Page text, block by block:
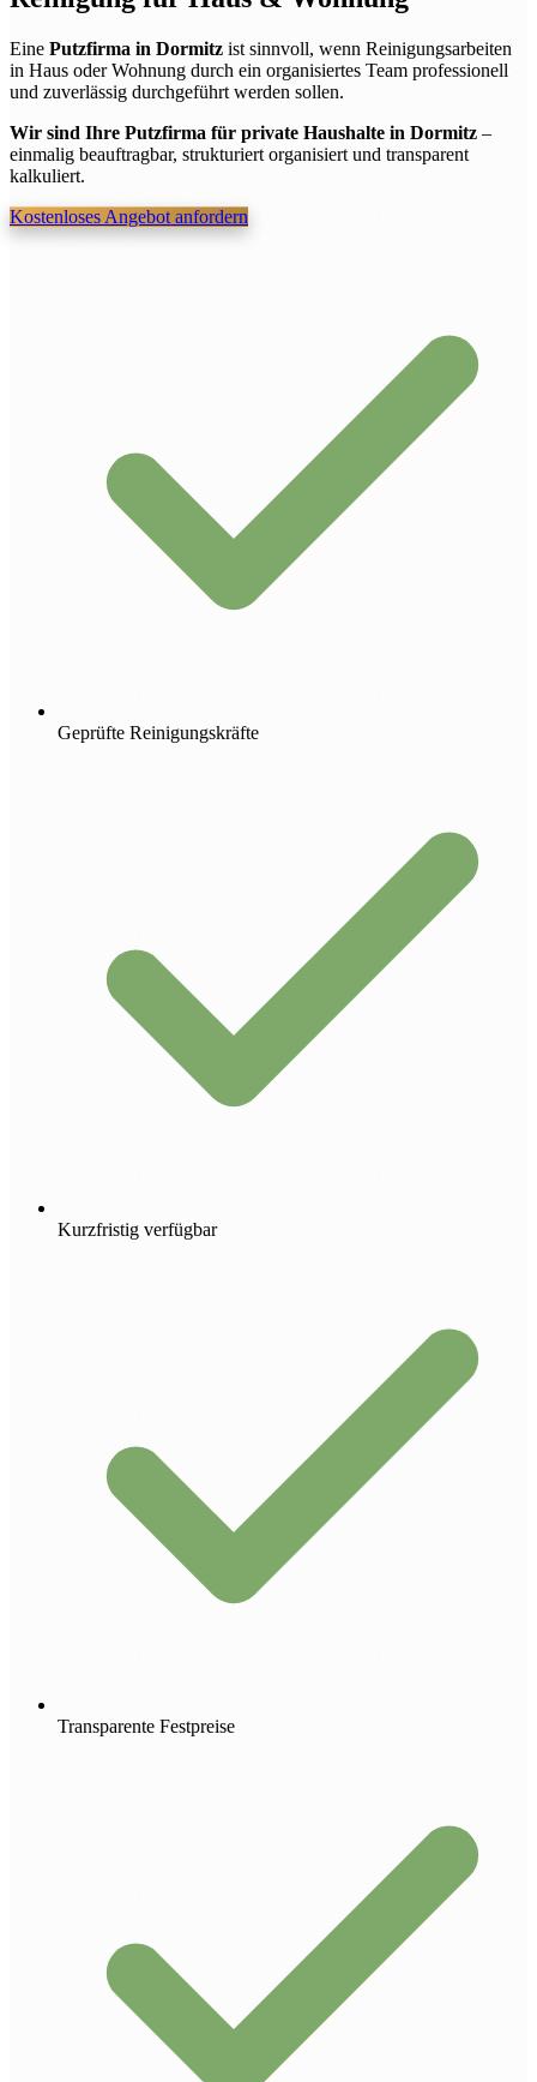
Eine Putzfirma in Dormitz ist sinnvoll, wenn Reinigungsarbeiten
in Haus oder Wohnung durch ein organisiertes Team professionell
und zuverlässig durchgeführt werden sollen.
Wir sind Ihre Putzfirma für private Haushalte in Dormitz–
einmalig beauftragbar, strukturiert organisiert und transparent
kalkuliert.
Kostenloses Angebot anfordern
Geprüfte Reinigungskräfte
Kurzfristig verfügbar
Transparente Festpreise